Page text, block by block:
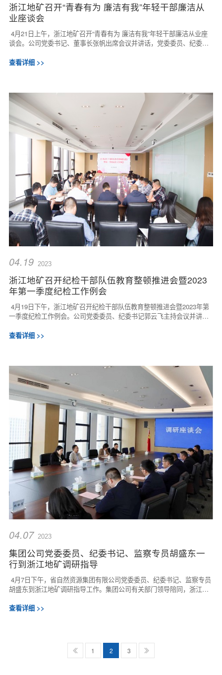
浙江地矿召开“青春有为 廉洁有我”年轻干部廉洁从
业座谈会
4月21日上午，浙江地矿召开“青春有为 廉洁有我”年轻干部廉洁从业座
谈会。公司党委书记、董事长张帆出席会议并讲话，党委委员、纪委书
查看详细 >>
04.19 2023
浙江地矿召开纪检干部队伍教育整顿推进会暨2023
年第一季度纪检工作例会
4月19日下午，浙江地矿召开纪检干部队伍教育整顿推进会暨2023年第
一季度纪检工作例会。公司党委委员、纪委书记郭云飞主持会议并讲
查看详细 >>
04.07 2023
集团公司党委委员、纪委书记、监察专员胡盛东一
行到浙江地矿调研指导
4月7日下午，省自然资源集团有限公司党委委员、纪委书记、监察专员
胡盛东到浙江地矿调研指导工作。集团公司有关部门领导陪同，浙江地
查看详细 >>
1 2 3